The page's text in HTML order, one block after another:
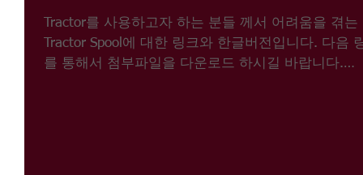
Tractor를 사용하고자 하는 분들 께서 어려움을 겪는
Tractor Spool에 대한 링크와 한글버전입니다. 다음
를 통해서 첨부파일을 다운로드 하시길 바랍니다.